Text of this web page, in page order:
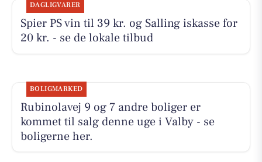
DAGLIGVARER
Spier PS vin til 39 kr. og Salling iskasse for
20 kr. - se de lokale tilbud
BOLIGMARKED
Rubinolavej 9 og 7 andre boliger er
kommet til salg denne uge i Valby - se
boligerne her.